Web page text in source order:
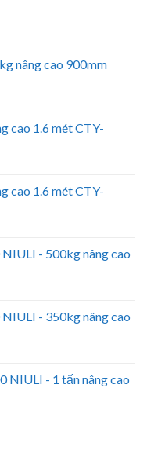
nâng cao 900mm
cao 1.6 mét CTY-
cao 1.6 mét CTY-
- 500kg nâng cao
- 350kg nâng cao
NIULI - 1 tấn nâng cao